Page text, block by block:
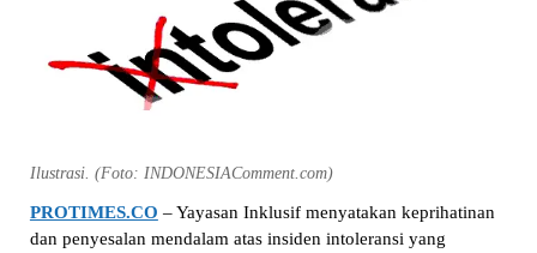
Ilustrasi. (Foto: INDONESIAComment.com)
PROTIMES.CO – Yayasan Inklusif menyatakan keprihatinan
dan penyesalan mendalam atas insiden intoleransi yang